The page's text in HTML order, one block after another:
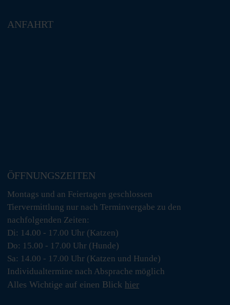
ANFAHRT
ÖFFNUNGSZEITEN
Montags und an Feiertagen geschlossen
Tiervermittlung nur nach Terminvergabe zu den
nachfolgenden Zeiten:
Di: 14.00 - 17.00 Uhr (Katzen)
Do: 15.00 - 17.00 Uhr (Hunde)
Sa: 14.00 - 17.00 Uhr (Katzen und Hunde)
Individualtermine nach Absprache möglich
Alles Wichtige auf einen Blick hier